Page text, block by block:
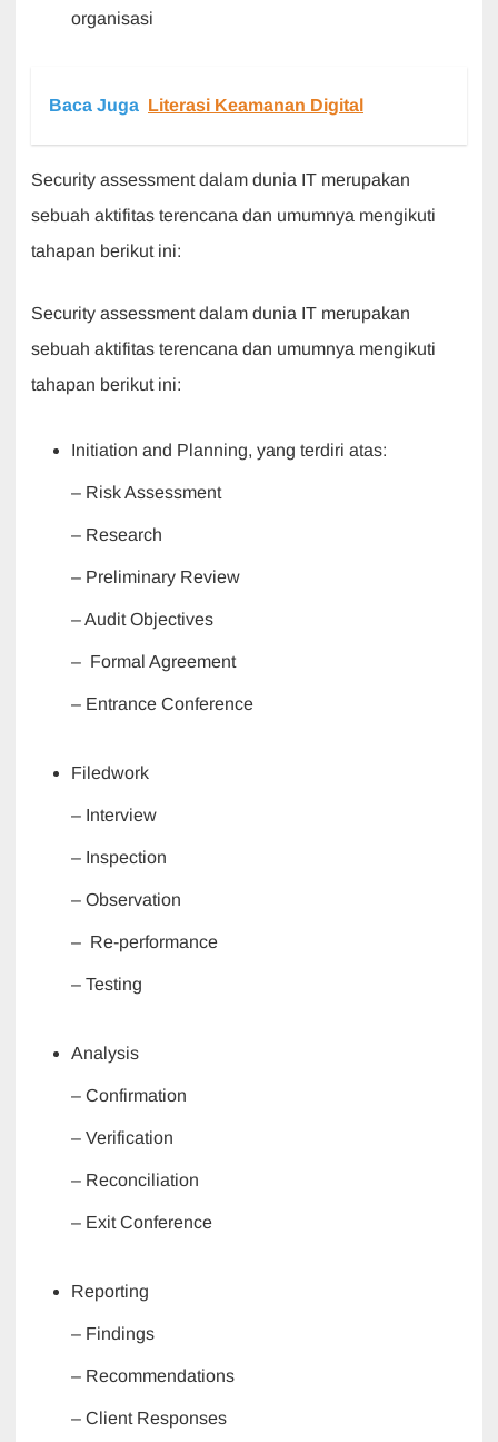
organisasi
Baca Juga Literasi Keamanan Digital
Security assessment dalam dunia IT merupakan
sebuah aktifitas terencana dan umumnya mengikuti
tahapan berikut ini:
Security assessment dalam dunia IT merupakan
sebuah aktifitas terencana dan umumnya mengikuti
tahapan berikut ini:
Initiation and Planning, yang terdiri atas:
– Risk Assessment
– Research
– Preliminary Review
– Audit Objectives
– Formal Agreement
– Entrance Conference
Filedwork
– Interview
– Inspection
– Observation
– Re-performance
– Testing
Analysis
– Confirmation
– Verification
– Reconciliation
– Exit Conference
Reporting
– Findings
– Recommendations
– Client Responses